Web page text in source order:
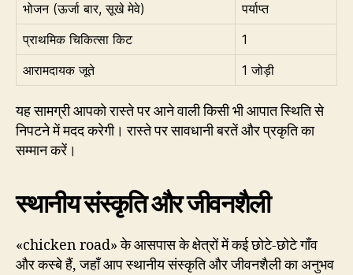
भोजन (ऊर्जा बार, सूखे मेवे)
पर्याप्त
प्राथमिक चिकित्सा किट
1
आरामदायक जूते
1 जोड़ी
यह सामग्री आपको रास्ते पर आने वाली किसी भी आपात स्थिति से
निपटने में मदद करेगी। रास्ते पर सावधानी बरतें और प्रकृति का
सम्मान करें।
स्थानीय संस्कृति और जीवनशैली
«chicken road» के आसपास के क्षेत्रों में कई छोटे-छोटे गाँव
और कस्बे हैं, जहाँ आप स्थानीय संस्कृति और जीवनशैली का अनुभव